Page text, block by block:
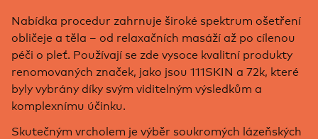
Nabídka procedur zahrnuje široké spektrum ošetření
obličeje a těla – od relaxačních masáží až po cílenou
péči o pleť. Používají se zde vysoce kvalitní produkty
renomovaných značek, jako jsou 111SKIN a 72k, které
byly vybrány díky svým viditelným výsledkům a
komplexnímu účinku.
Skutečným vrcholem je výběr soukromých lázeňských